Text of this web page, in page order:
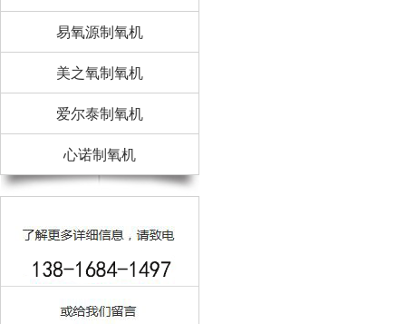
易氧源制氧机
美之氧制氧机
爱尔泰制氧机
心诺制氧机